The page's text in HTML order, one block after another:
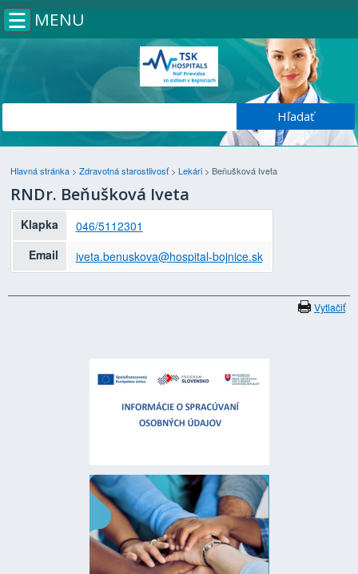
MENU
Hlavná stránka > Zdravotná starostlivosť> Lekári > Beňušková Iveta
RNDr. Beňušková Iveta
Klapka
046/5112301
Email
iveta.benuskova@hospital-bojnice.sk
Vytlačiť